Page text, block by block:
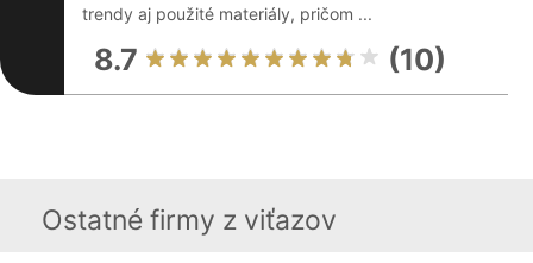
trendy aj použité materiály, pričom ...
8.7 (10)
Ostatné firmy z viťazov